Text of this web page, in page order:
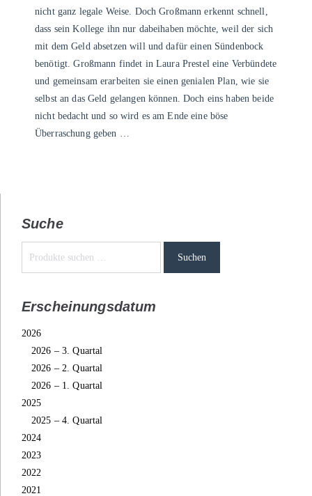
nicht ganz legale Weise. Doch Großmann erkennt schnell,
dass sein Kollege ihn nur dabeihaben möchte, weil der sich
mit dem Geld absetzen will und dafür einen Sündenbock
benötigt. Großmann findet in Laura Prestel eine Verbündete
und gemeinsam erarbeiten sie einen genialen Plan, wie sie
selbst an das Geld gelangen können. Doch eins haben beide
nicht bedacht und so wird es am Ende eine böse
Überraschung geben …
Suche
Suchen
Erscheinungsdatum
2026
2026 – 3. Quartal
2026 – 2. Quartal
2026 – 1. Quartal
2025
2025 – 4. Quartal
2024
2023
2022
2021